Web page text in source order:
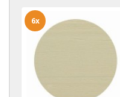
6x